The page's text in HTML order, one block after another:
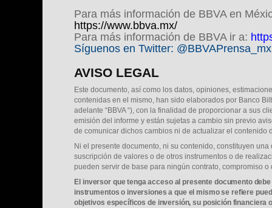
Para más información de BBVA en
https://www.bbva.mx/
Para más información de BBVA ir a:
Síguenos en Twitter: @BBVAPrensa_mx
AVISO LEGAL
Este documento, así como los datos, opiniones,
contenidas en el mismo, han sido elaborados por Banco
adelante “BBVA “), con la finalidad de proporcionar a sus
emisión del informe y están sujetas a cambio sin previo
de comunicar dichos cambios ni de actualizar el contenido
Ni el presente documento, ni su contenido, constituyen
suscripción de valores o de otros instrumentos o de
pueden servir de base para ningún contrato, compromiso
El inversor que tenga acceso al presente documento
instrumentos o inversiones a que el mismo se refiere
objetivos específicos de inversión, su posición financiera